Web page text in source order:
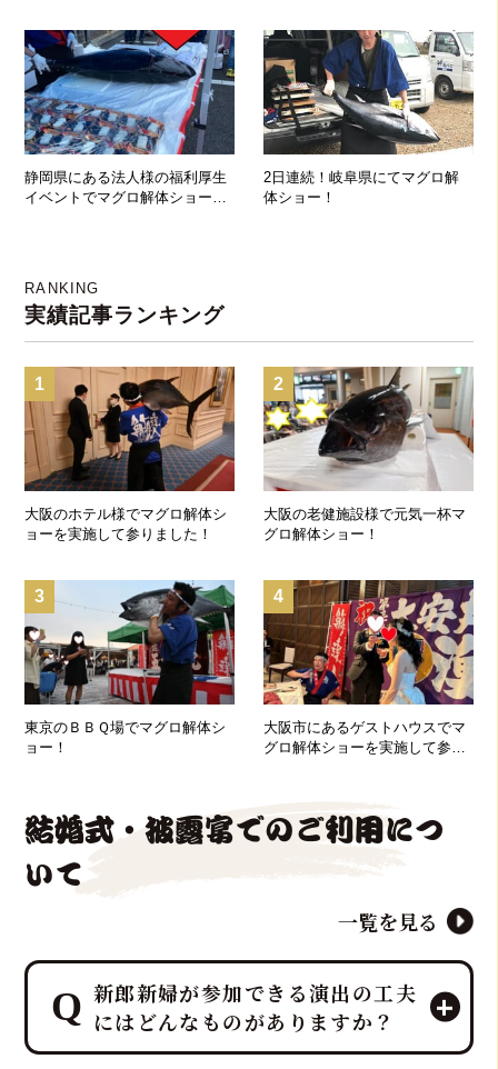
静岡県にある法人様の福利厚生
イベントでマグロ解体ショーを
2日連続！岐阜県にてマグロ解
体ショー！
RANKING
実績記事ランキング
1
大阪のホテル様でマグロ解体シ
ョーを実施して参りました！
2
大阪の老健施設様で元気一杯マ
グロ解体ショー！
3
東京のＢＢＱ場でマグロ解体シ
ョー！
4
大阪市にあるゲストハウスでマ
グロ解体ショーを実施して参り
結婚式・披露宴でのご利用につ
いて
一覧を見る
新郎新婦が参加できる演出の工夫
にはどんなものがありますか？